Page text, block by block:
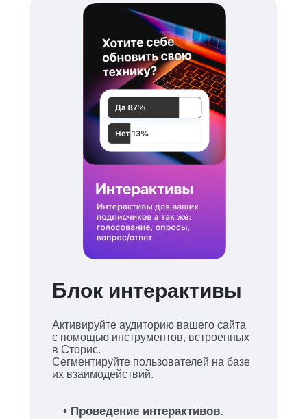
Блок интерактивы
Активируйте аудиторию вашего сайта
с помощью инструментов, встроенных
в Сторис.
Сегментируйте пользователей на базе
их взаимодействий.
• Проведение интерактивов.